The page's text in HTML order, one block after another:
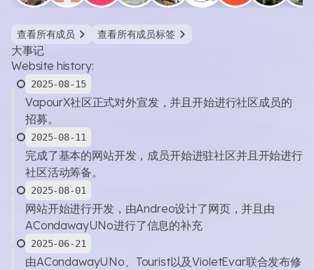
查看所有成员 查看所有成员标签
大事记
Website history:
2025-08-15
VapourX社区正式对外宣发，并且开始进行社区成员的
招募。
2025-08-11
完成了基本的网站开发，成员开始进驻社区并且开始进行
社区活动筹备。
2025-08-01
网站开始进行开发，由Andreo设计了网页，并且由
ACondawayUNo进行了信息的补充
2025-06-21
由ACondawayUNo、Tourist以及VioletEvar联合发布修